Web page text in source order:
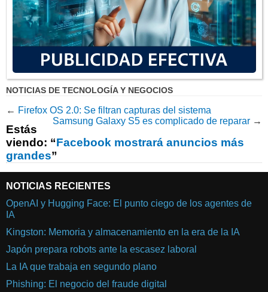
NOTICIAS DE TECNOLOGÍA Y NEGOCIOS
← Firefox OS 2.0: Se filtran capturas del sistema
Samsung Galaxy S5 es complicado de reparar →
Estás
viendo: “Facebook mostrará anuncios más
grandes”
NOTICIAS RECIENTES
OpenAI y Hugging Face: El punto ciego de los agentes de
IA
Kingston: Memoria y almacenamiento en la era de la IA
Japón prepara robots ante la escasez laboral
La IA que trabaja en segundo plano
Phishing: El negocio del fraude digital